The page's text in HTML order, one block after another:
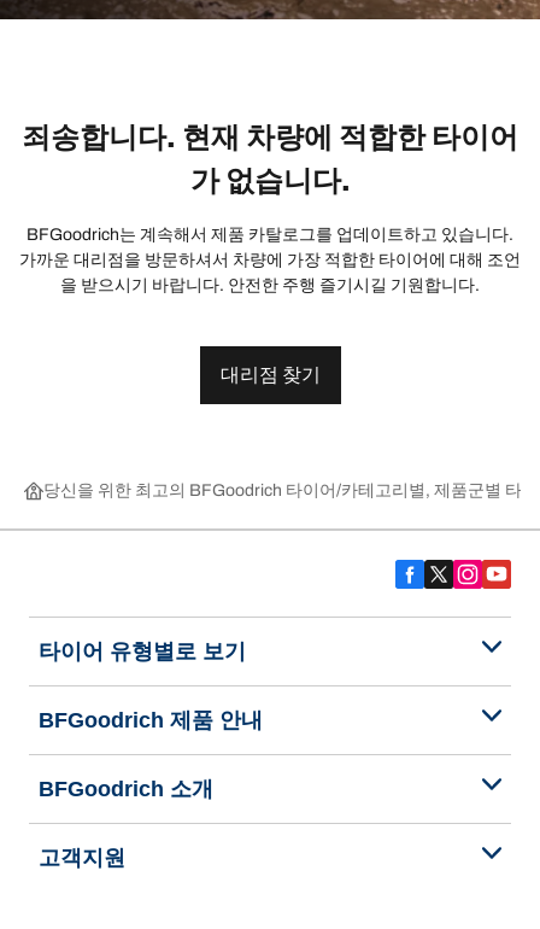
죄송합니다. 현재 차량에 적합한 타이어
가 없습니다.
BFGoodrich는 계속해서 제품 카탈로그를 업데이트하고 있습니다.
가까운 대리점을 방문하셔서 차량에 가장 적합한 타이어에 대해 조언
을 받으시기 바랍니다. 안전한 주행 즐기시길 기원합니다.
대리점 찾기
당신을 위한 최고의 BFGoodrich 타이어 카테고리별, 제품군별 타
타이어 유형별로 보기
BFGoodrich 제품 안내
BFGoodrich 소개
고객지원